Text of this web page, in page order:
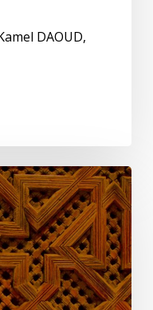
DAOUD,